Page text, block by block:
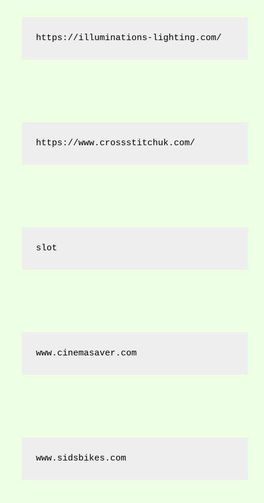
https://illuminations-lighting.com/
https://www.crossstitchuk.com/
slot
www.cinemasaver.com
www.sidsbikes.com